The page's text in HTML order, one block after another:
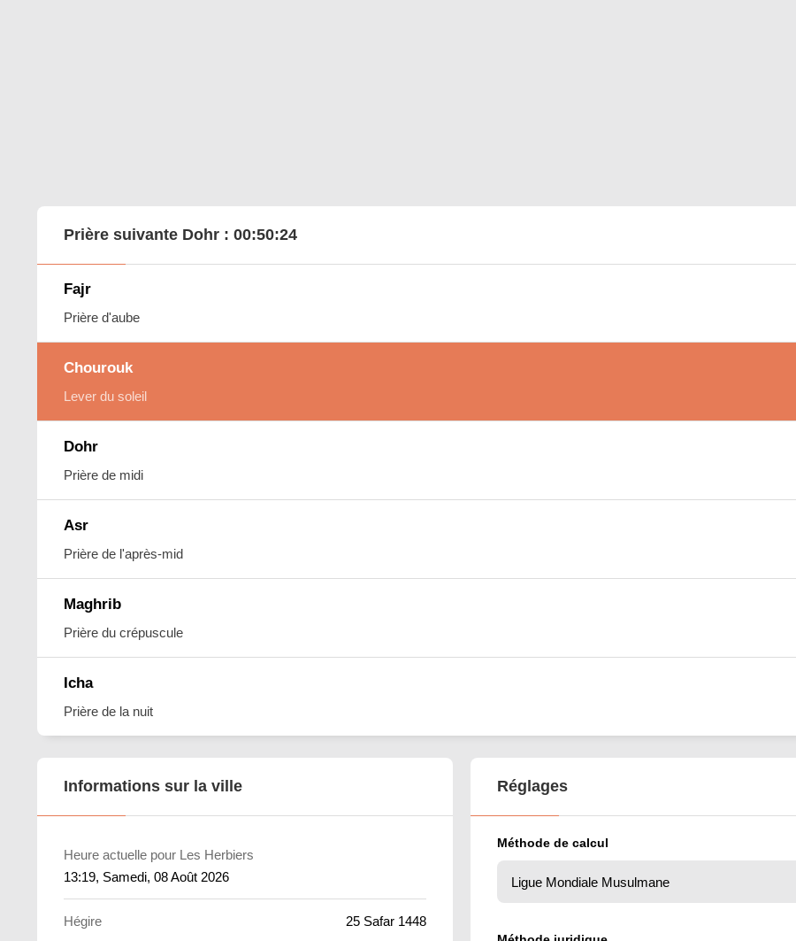
Prière suivante Dohr : 00:50:23
Fajr
Prière d'aube
Chourouk
Lever du soleil
Dohr
Prière de midi
Asr
Prière de l'après-mid
Maghrib
Prière du crépuscule
Icha
Prière de la nuit
Informations sur la ville
Heure actuelle pour Les Herbiers
13:19, Samedi, 08 Août 2026
Hégire 25 Safar 1448
Réglages
Méthode de calcul